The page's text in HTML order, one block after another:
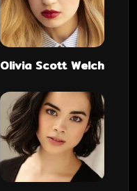
Olivia Scott Welch